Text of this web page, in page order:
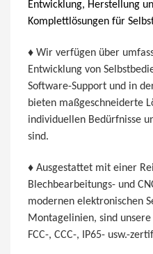
Entwicklung, Herstellung
Komplettlösungen für
♦ Wir verfügen über
Entwicklung von
Software-Support und in
bieten maßgeschneiderte
individuellen Bedürfnisse
sind.
♦ Ausgestattet mit einer
Blechbearbeitungs- und
modernen elektronischen
Montagelinien, sind unsere
FCC-, CCC-, IP65- usw.-